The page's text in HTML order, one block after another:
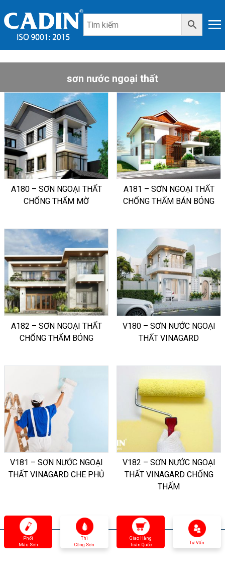
sơn nước ngoại thất
A180 – SƠN NGOẠI THẤT
CHỐNG THẤM MỜ
A181 – SƠN NGOẠI THẤT
CHỐNG THẤM BÁN BÓNG
A182 – SƠN NGOẠI THẤT
CHỐNG THẤM BÓNG
V180 – SƠN NƯỚC NGOẠI
THẤT VINAGARD
V181 – SƠN NƯỚC NGOẠI
THẤT VINAGARD CHE PHỦ
V182 – SƠN NƯỚC NGOẠI
THẤT VINAGARD CHỐNG
THẤM
Phối
Màu Sơn
Thi
Công Sơn
Giao Hàng
Toàn Quốc
Tư Vấn